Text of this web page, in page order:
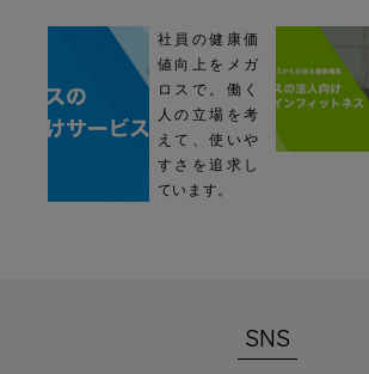
社員の健康価
値向上をメガ
ロスで。働く
人の立場を考
えて、使いや
すさを追求し
ています。
SNS